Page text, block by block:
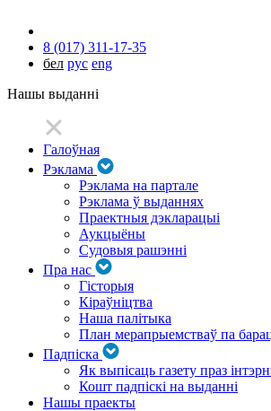
8 (017) 311-17-35
бел рус eng
Нашы выданні
Галоўная
Рэклама
Рэклама на партале
Рэклама ў выданнях
Праектныя дэкларацыі
Аукцыёны
Судовыя рашэнні
Пра нас
Гісторыя
Кіраўніцтва
Наша палітыка
План мерапрыемстваў па
Падпіска
Як выпісаць газету праз
Кошт падпіскі на выданні
Нашы праекты